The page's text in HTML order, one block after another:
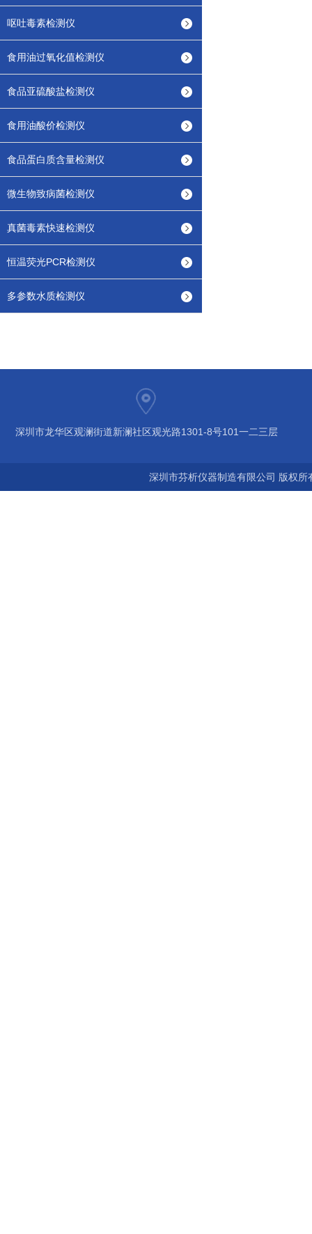
呕吐毒素检测仪
食用油过氧化值检测仪
食品亚硫酸盐检测仪
食用油酸价检测仪
食品蛋白质含量检测仪
微生物致病菌检测仪
真菌毒素快速检测仪
恒温荧光PCR检测仪
多参数水质检测仪
深圳市龙华区观澜街道新澜社区观光路1301-8号101一二三层
深圳市芬析仪器制造有限公司 版权